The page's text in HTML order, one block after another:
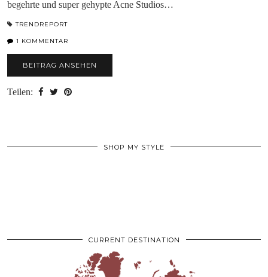
begehrte und super gehypte Acne Studios…
TRENDREPORT
1 KOMMENTAR
BEITRAG ANSEHEN
Teilen:
SHOP MY STYLE
CURRENT DESTINATION